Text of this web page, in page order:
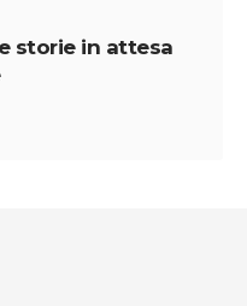
storie in attesa